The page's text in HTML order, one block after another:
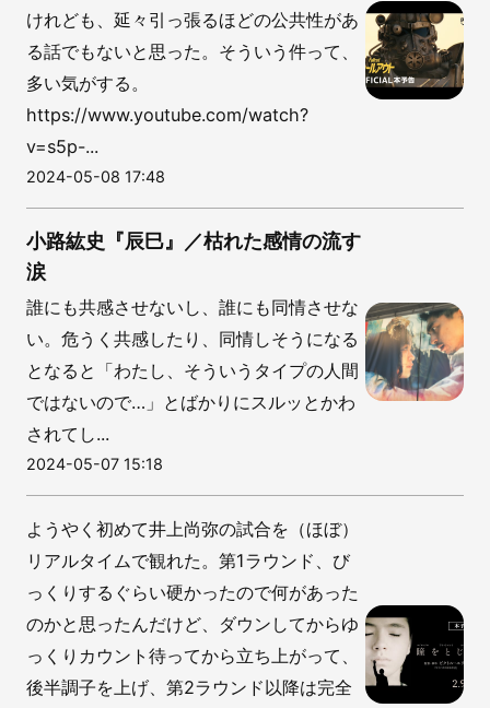
けれども、延々引っ張るほどの公共性があ
る話でもないと思った。そういう件って、
多い気がする。
https://www.youtube.com/watch?
v=s5p-...
2024-05-08 17:48
小路紘史『辰巳』／枯れた感情の流す
涙
誰にも共感させないし、誰にも同情させな
い。危うく共感したり、同情しそうになる
となると「わたし、そういうタイプの人間
ではないので…」とばかりにスルッとかわ
されてし...
2024-05-07 15:18
ようやく初めて井上尚弥の試合を（ほぼ）
リアルタイムで観れた。第1ラウンド、び
っくりするぐらい硬かったので何があった
のかと思ったんだけど、ダウンしてからゆ
っくりカウント待ってから立ち上がって、
後半調子を上げ、第2ラウンド以降は完全